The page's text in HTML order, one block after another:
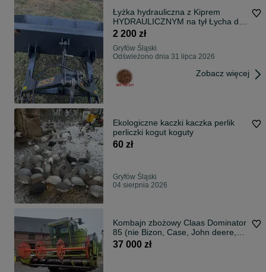
Łyżka hydrauliczna z Kiprem
HYDRAULICZNYM na tył Łycha do
ziemi szufla
2 200 zł
Gryfów Śląski
Odświeżono dnia 31 lipca 2026
Zobacz więcej
Ekologiczne kaczki kaczka perlik
perliczki kogut koguty
60 zł
Gryfów Śląski
04 sierpnia 2026
Kombajn zbożowy Claas Dominator
85 (nie Bizon, Case, John deere,
Deutz fahr, New holland)
37 000 zł